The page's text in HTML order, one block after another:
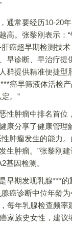
常要经历10-20年
高。张黎刚表示：“
癌超早期检测技
早诊断、早治疗提
群提供精准便捷型
癌早筛液体活检
定。”
肿瘤中排名首位
康分享了健康管理
肿瘤发生的能力
生肿瘤。”张黎刚
基因检测。
期发现乳腺***的
癌诊断中位年龄
每年乳腺检查频率
家族史女性，建议